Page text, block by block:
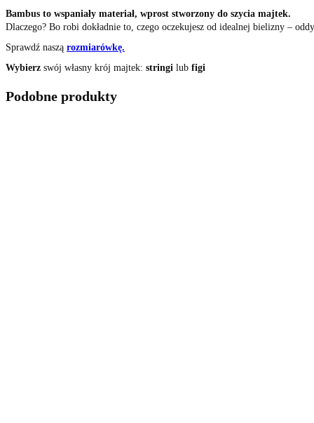
Bambus to wspaniały materiał, wprost stworzony do szycia majtek.
Dlaczego? Bo robi dokładnie to, czego oczekujesz od idealnej bielizny –
Sprawdź naszą rozmiarówkę.
Wybierz swój własny krój majtek: stringi lub figi
Podobne produkty